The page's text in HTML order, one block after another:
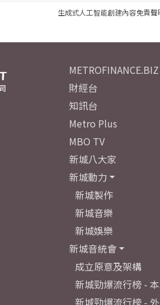
生成式人工智能創建內容免責聲
METROFINANCE.BIZ
財經台
知訊台
Metro Plus
MBO TV
新城八大家
新城動力
新城製作
新城音樂
新城娛樂
新城音統會
成立原意及架構
新城勁爆流行榜 -
新城勁爆流行榜 -